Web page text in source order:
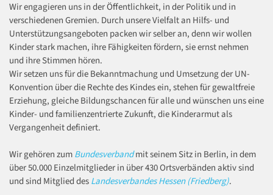
Wir engagieren uns in der Öffentlichkeit, in der Politik und in
verschiedenen Gremien. Durch unsere Vielfalt an Hilfs- und
Unterstützungsangeboten packen wir selber an, denn wir wollen
Kinder stark machen, ihre Fähigkeiten fördern, sie ernst nehmen
und ihre Stimmen hören.
Wir setzen uns für die Bekanntmachung und Umsetzung der UN-
Konvention über die Rechte des Kindes ein, stehen für gewaltfreie
Erziehung, gleiche Bildungschancen für alle und wünschen uns eine
Kinder- und familienzentrierte Zukunft, die Kinderarmut als
Vergangenheit definiert.
Wir gehören zumBundesverbandmit seinem Sitz in Berlin, in dem
über 50.000 Einzelmitglieder in über 430 Ortsverbänden aktiv sind
und sind Mitglied desLandesverbandes Hessen (Friedberg).